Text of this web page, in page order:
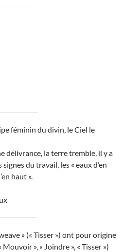
féminin du divin, le Ciel le
délivrance, la terre tremble, il y a
du travail, les « eaux d’en
haut ».
» (« Tisser ») ont pour origine
», « Joindre », « Tisser »)